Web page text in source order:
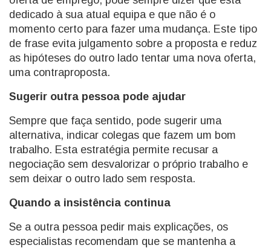
dedicado à sua atual equipa e que não é o
momento certo para fazer uma mudança. Este tipo
de frase evita julgamento sobre a proposta e reduz
as hipóteses do outro lado tentar uma nova oferta,
uma contraproposta.
Sugerir outra pessoa pode ajudar
Sempre que faça sentido, pode sugerir uma
alternativa, indicar colegas que fazem um bom
trabalho. Esta estratégia permite recusar a
negociação sem desvalorizar o próprio trabalho e
sem deixar o outro lado sem resposta.
Quando a insistência continua
Se a outra pessoa pedir mais explicações, os
especialistas recomendam que se mantenha a